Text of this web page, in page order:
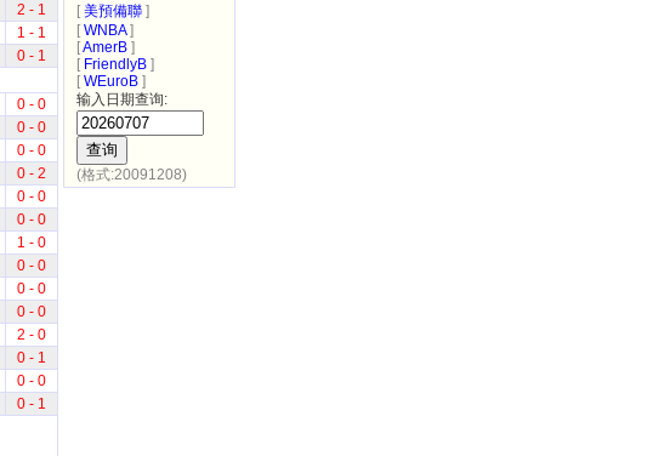
2 - 1
1 - 1
0 - 1
0 - 0
0 - 0
0 - 0
0 - 2
0 - 0
0 - 0
1 - 0
0 - 0
0 - 0
0 - 0
2 - 0
0 - 1
0 - 0
0 - 1
[美預備聯 ]
[WNBA]
[AmerB ]
[FriendlyB ]
[WEuroB ]
输入日期查询:
(格式:20091208)